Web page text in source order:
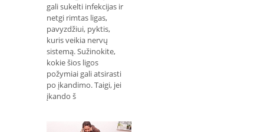
gali sukelti infekcijas ir
netgi rimtas ligas,
pavyzdžiui, pyktis,
kuris veikia nervų
sistemą. Sužinokite,
kokie šios ligos
požymiai gali atsirasti
po įkandimo. Taigi, jei
įkando š